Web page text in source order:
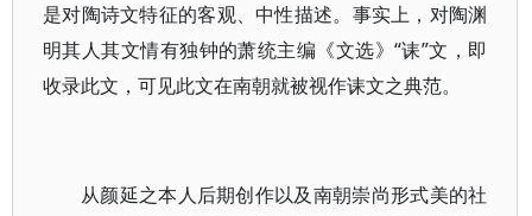
是对陶诗文特征的客观、中性描述。事实上，对陶渊
明其人其文情有独钟的萧统主编《文选》“诔”文，即
收录此文，可见此文在南朝就被视作诔文之典范。
从颜延之本人后期创作以及南朝崇尚形式美的社